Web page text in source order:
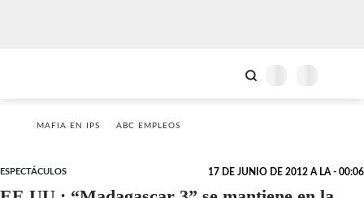
MAFIA EN IPS ABC EMPLEOS
ESPECTÁCULOS 17 DE JUNIO DE 2012 A LA - 00:06